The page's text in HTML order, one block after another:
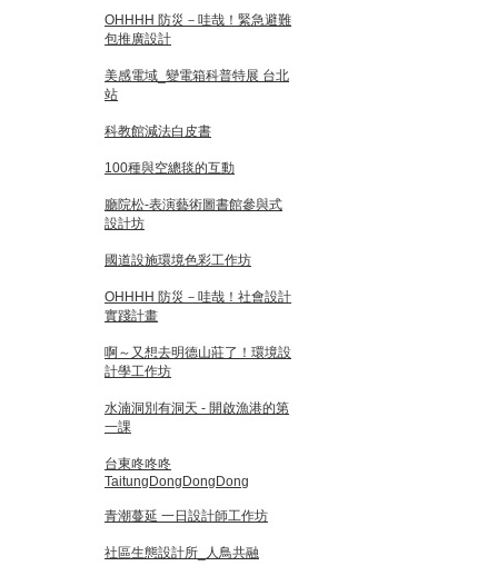
OHHHH 防災－哇哉！緊急避難
包推廣設計
美感電域_變電箱科普特展 台北
站
科教館減法白皮書
100種與空總毯的互動
廳院松-表演藝術圖書館參與式
設計坊
國道設施環境色彩工作坊
OHHHH 防災－哇哉！社會設計
實踐計畫
啊～又想去明德山莊了！環境設
計學工作坊
水湳洞別有洞天 - 開啟漁港的第
一課
台東咚咚咚
TaitungDongDongDong
青潮蔓延 一日設計師工作坊
社區生態設計所_人鳥共融